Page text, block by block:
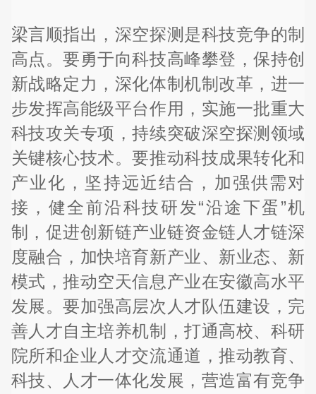
梁言顺指出，深空探测是科技竞争的制
高点。要勇于向科技高峰攀登，保持创
新战略定力，深化体制机制改革，进一
步发挥高能级平台作用，实施一批重大
科技攻关专项，持续突破深空探测领域
关键核心技术。要推动科技成果转化和
产业化，坚持远近结合，加强供需对
接，健全前沿科技研发“沿途下蛋”机
制，促进创新链产业链资金链人才链深
度融合，加快培育新产业、新业态、新
模式，推动空天信息产业在安徽高水平
发展。要加强高层次人才队伍建设，完
善人才自主培养机制，打通高校、科研
院所和企业人才交流通道，推动教育、
科技、人才一体化发展，营造富有竞争